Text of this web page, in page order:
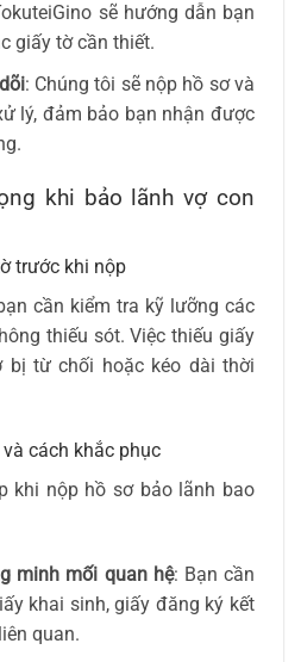
sẽ hướng dẫn bạn
giấy tờ cần thiết.
: Chúng tôi sẽ nộp hồ sơ và
lý, đảm bảo bạn nhận được
khi bảo lãnh vợ con
trước khi nộp
cần kiểm tra kỹ lưỡng các
thiếu sót. Việc thiếu giấy
bị từ chối hoặc kéo dài thời
cách khắc phục
khi nộp hồ sơ bảo lãnh bao
minh mối quan hệ: Bạn cần
khai sinh, giấy đăng ký kết
quan.